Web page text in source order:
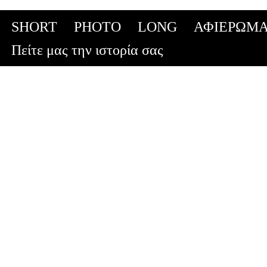
Skip
to
content
SHORT PHOTO LONG
Πείτε μας την ιστορία σας